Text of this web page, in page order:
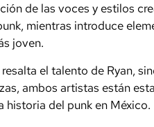
de las voces y estilos
mientras introduce
joven.
el talento de Ryan,
ambos artistas están
historia del punk en México.